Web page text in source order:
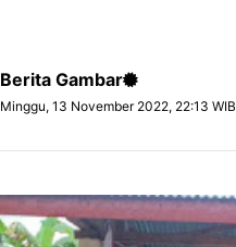
Berita Gambar
Minggu, 13 November 2022, 22:13 WIB